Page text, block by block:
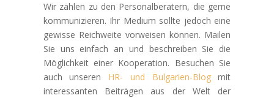
Wir zählen zu den Personalberatern, die gerne
kommunizieren. Ihr Medium sollte jedoch eine
gewisse Reichweite vorweisen können. Mailen
Sie uns einfach an und beschreiben Sie die
Möglichkeit einer Kooperation. Besuchen Sie
auch unseren HR- und Bulgarien-Blogmit
interessanten Beiträgen aus der Welt der